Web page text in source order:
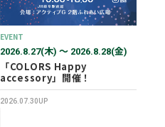
EVENT
2026.8.27(木) 〜 2026.8.28(金)
「COLORS Happy
accessory」開催！
2026.07.30UP